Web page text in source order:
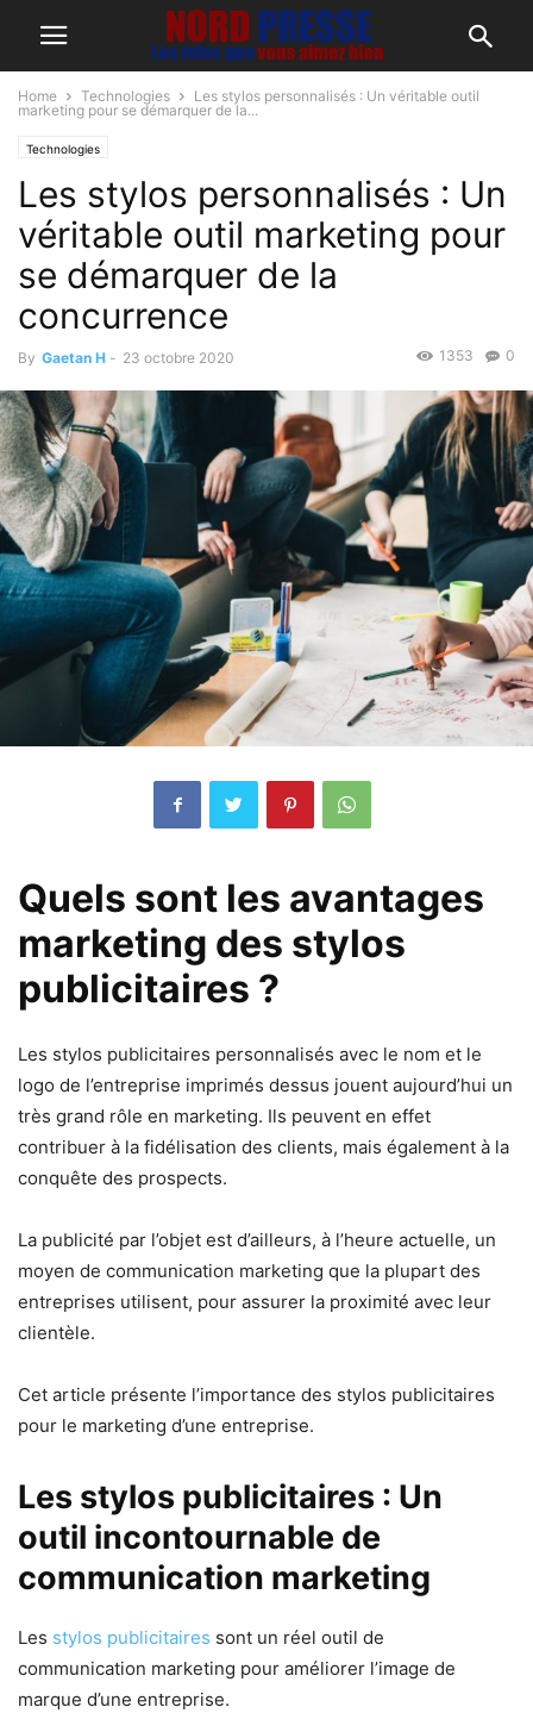
Home Technologies
Les stylos personnalisés : Un véritable outil
marketing pour se démarquer de la...
Technologies
Les stylos personnalisés : Un
véritable outil marketing pour
se démarquer de la
concurrence
By Gaetan H - 23 octobre 2020 0
1353
Quels sont les avantages
marketing des stylos
publicitaires ?
Les stylos publicitaires personnalisés avec le nom et le
logo de l’entreprise imprimés dessus jouent aujourd’hui un
très grand rôle en marketing. Ils peuvent en effet
contribuer à la fidélisation des clients, mais également à la
conquête des prospects.
La publicité par l’objet est d’ailleurs, à l’heure actuelle, un
moyen de communication marketing que la plupart des
entreprises utilisent, pour assurer la proximité avec leur
clientèle.
Cet article présente l’importance des stylos publicitaires
pour le marketing d’une entreprise.
Les stylos publicitaires : Un
outil incontournable de
communication marketing
Les stylos publicitaires sont un réel outil de
communication marketing pour améliorer l’image de
marque d’une entreprise.